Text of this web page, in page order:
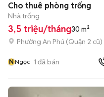
Cho thuê phòng trống
Nhà trống
3,5 triệu/tháng30 m²
Phường An Phú (Quận 2 cũ)
NNgọc 1 đã bán